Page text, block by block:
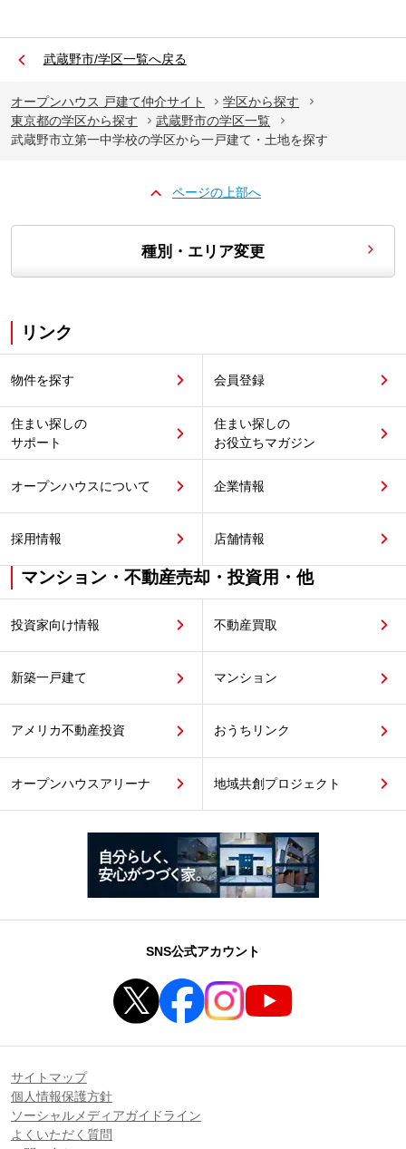
武蔵野市/学区一覧へ戻る
オープンハウス 戸建て仲介サイト
学区から探す
東京都の学区から探す
武蔵野市の学区一覧
武蔵野市立第一中学校の学区から一戸建て・土地を探す
ページの上部へ
種別・エリア変更
リンク
物件を探す 会員登録
住まい探しの
サポート
住まい探しの
お役立ちマガジン
オープンハウスについて 企業情報
採用情報 店舗情報
マンション・不動産売却・投資用・他
投資家向け情報 不動産買取
新築一戸建て マンション
アメリカ不動産投資 おうちリンク
オープンハウスアリーナ 地域共創プロジェクト
SNS公式アカウント
サイトマップ
個人情報保護方針
ソーシャルメディアガイドライン
よくいただく質問